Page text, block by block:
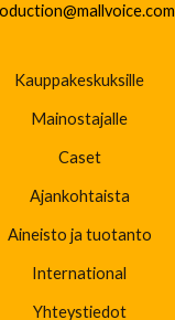
Kauppakeskuksille
Mainostajalle
Caset
Ajankohtaista
Aineisto ja tuotanto
International
Yhteystiedot